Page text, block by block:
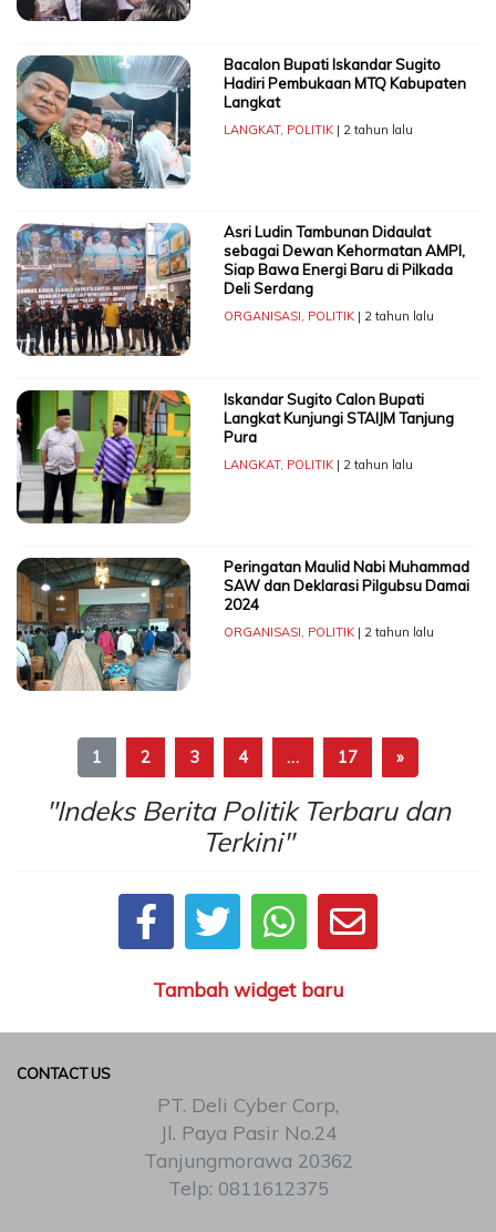
Bacalon Bupati Iskandar Sugito
Hadiri Pembukaan MTQ Kabupaten
Langkat
LANGKAT, POLITIK| 2 tahun lalu
Asri Ludin Tambunan Didaulat
sebagai Dewan Kehormatan AMPI,
Siap Bawa Energi Baru di Pilkada
Deli Serdang
ORGANISASI, POLITIK| 2 tahun lalu
Iskandar Sugito Calon Bupati
Langkat Kunjungi STAIJM Tanjung
Pura
LANGKAT, POLITIK| 2 tahun lalu
Peringatan Maulid Nabi Muhammad
SAW dan Deklarasi Pilgubsu Damai
2024
ORGANISASI, POLITIK| 2 tahun lalu
1 2 3 4 … 17 »
"Indeks Berita Politik Terbaru dan
Terkini"
Tambah widget baru
CONTACT US
PT. Deli Cyber Corp,
Jl. Paya Pasir No.24
Tanjungmorawa 20362
Telp: 0811612375